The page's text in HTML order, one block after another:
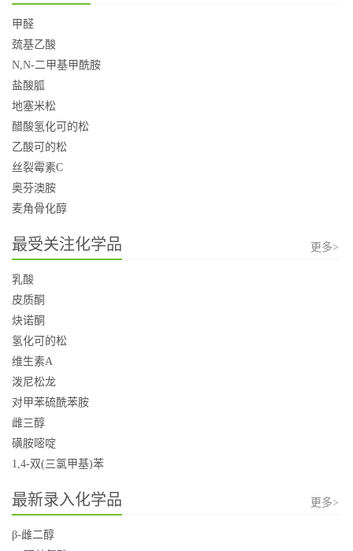
甲醛
巯基乙酸
N,N-二甲基甲酰胺
盐酸胍
地塞米松
醋酸氢化可的松
乙酸可的松
丝裂霉素C
奥芬澳胺
麦角骨化醇
最受关注化学品 更多>
乳酸
皮质酮
炔诺酮
氢化可的松
维生素A
泼尼松龙
对甲苯硫酰苯胺
雌三醇
磺胺嘧啶
1,4-双(三氯甲基)苯
最新录入化学品 更多>
β-雌二醇